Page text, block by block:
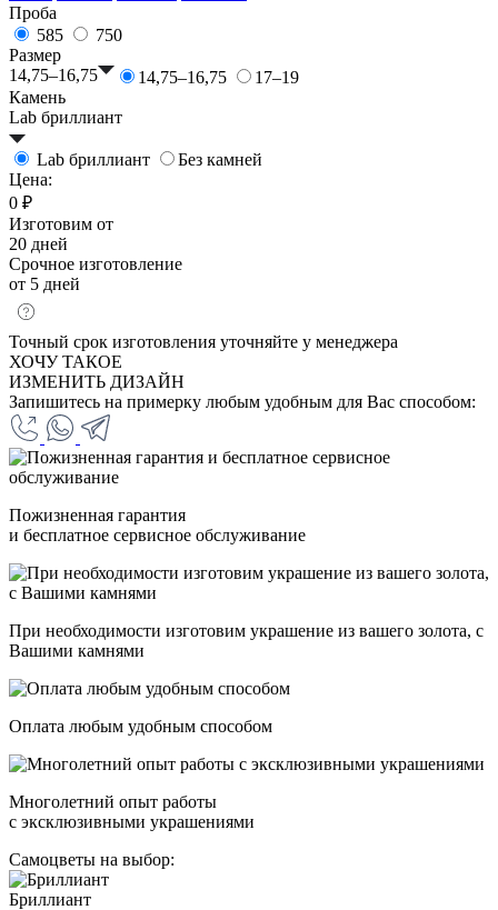
Проба
585
750
Размер
14,75–16,75
14,75–16,75
17–19
Камень
Lab бриллиант
Lab бриллиант
Без камней
Цена:
0 ₽
Изготовим от
20 дней
Срочное изготовление
от 5 дней
Точный срок изготовления уточняйте у менеджера
ХОЧУ ТАКОЕ
ИЗМЕНИТЬ ДИЗАЙН
Запишитесь на примерку любым удобным для Вас способом:
Пожизненная гарантия
и бесплатное сервисное обслуживание
При необходимости изготовим украшение из вашего золота, с
Вашими камнями
Оплата любым удобным способом
Многолетний опыт работы
с эксклюзивными украшениями
Самоцветы на выбор:
Бриллиант